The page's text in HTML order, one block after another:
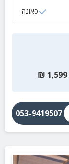
סאונה
1,599
₪
053-9419507